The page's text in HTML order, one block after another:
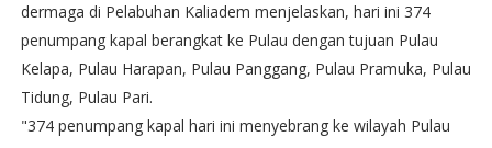
dermaga di Pelabuhan Kaliadem menjelaskan, hari ini 374
penumpang kapal berangkat ke Pulau dengan tujuan Pulau
Kelapa, Pulau Harapan, Pulau Panggang, Pulau Pramuka, Pulau
Tidung, Pulau Pari.
"374 penumpang kapal hari ini menyebrang ke wilayah Pulau